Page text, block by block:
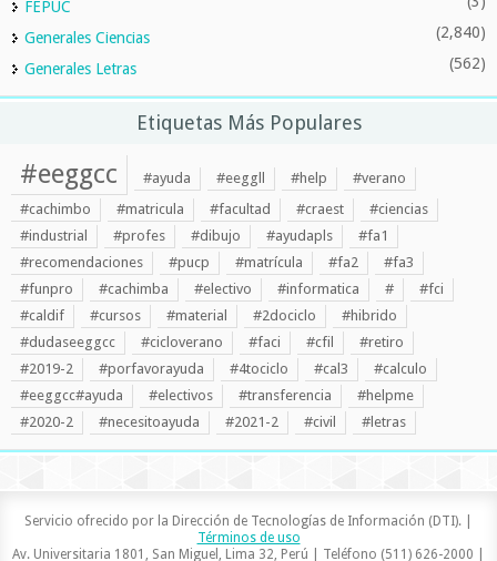
FEPUC
Generales Ciencias (2,840)
Generales Letras (562)
Etiquetas Más Populares
#eeggcc #ayuda #eeggll #help
#verano
#cachimbo
#matricula #facultad #craest
#ciencias
#industrial
#profes #dibujo #ayudapls
#fa1
#recomendaciones
#pucp #matrícula #fa2
#fa3
#funpro
#cachimba #electivo #informatica #
#fci
#caldif
#cursos #material #2dociclo
#hibrido
#dudaseeggcc
#cicloverano #faci #cfil
#retiro
#2019-2
#porfavorayuda #4tociclo #cal3
#calculo
#eeggcc#ayuda
#electivos #transferencia
#helpme
#2020-2
#necesitoayuda #2021-2 #civil #letras
Servicio ofrecido por la Dirección de Tecnologías de Información (DTI). |
Términos de uso
Av. Universitaria 1801, San Miguel, Lima 32, Perú | Teléfono (511) 626-2000 |